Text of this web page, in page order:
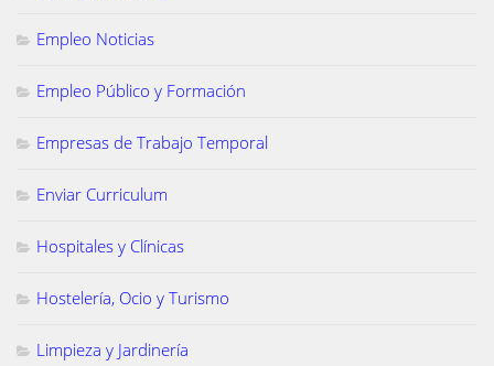
Empleo Noticias
Empleo Público y Formación
Empresas de Trabajo Temporal
Enviar Curriculum
Hospitales y Clínicas
Hostelería, Ocio y Turismo
Limpieza y Jardinería